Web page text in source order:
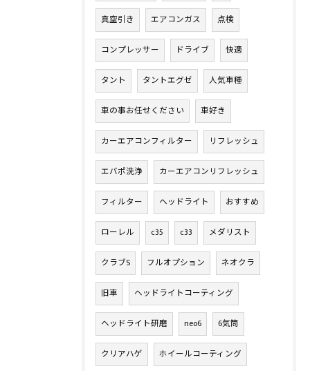
真空引き エアコンガス 点検
コンプレッサー ドライブ 快適
タント タントエグゼ 人気車種
車の事お任せください 車好き
カーエアコンフィルター リフレッシュ
エバポ洗浄 カーエアコンリフレッシュ
フィルター ヘッドライト おすすめ
ローレル c35 c33 メダリスト
クラブS フルオプション ネオクラ
旧車 ヘッドライトコーティング
ヘッドライト研磨 neo6 6気筒
クリアハゲ ホイールコーティング